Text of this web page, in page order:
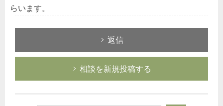
らいます。
返信
相談を新規投稿する